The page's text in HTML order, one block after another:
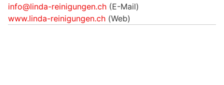
info@linda-reinigungen.ch (E-Mail)
www.linda-reinigungen.ch (Web)